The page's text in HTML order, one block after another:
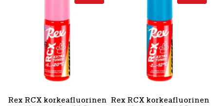
Rex RCX korkeafluorinen Rex RCX korkeafluorinen